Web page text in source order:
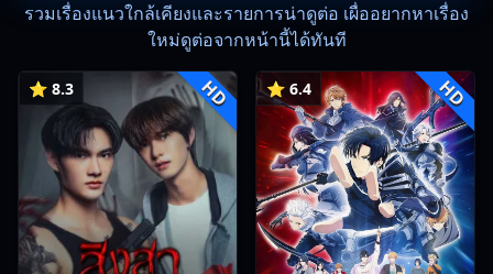
รวมเรื่องแนวใกล้เคียงและรายการน่าดูต่อ เผื่ออยากหาเรื่อง
ใหม่ดูต่อจากหน้านี้ได้ทันที
⭐ 8.3 HD ⭐ 6.4 HD